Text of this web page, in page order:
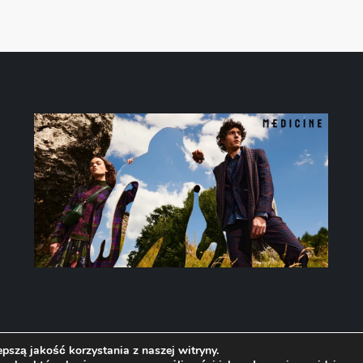
Theme Headstone Blog Powered by Kantipur Themes
jakość korzystania z naszej witryny.